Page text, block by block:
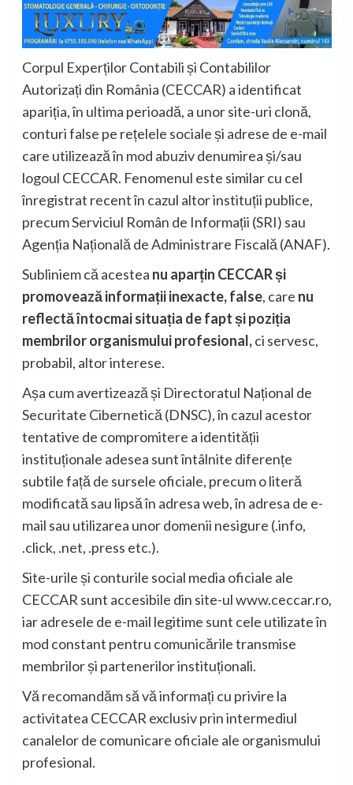
Corpul Experților Contabili și Contabililor
Autorizați din România (CECCAR) a identificat
apariția, în ultima perioadă, a unor site-uri clonă,
conturi false pe rețelele sociale și adrese de e-mail
care utilizează în mod abuziv denumirea și/sau
logoul CECCAR. Fenomenul este similar cu cel
înregistrat recent în cazul altor instituții publice,
precum Serviciul Român de Informații (SRI) sau
Agenția Națională de Administrare Fiscală (ANAF).
Subliniem că acestea nu aparțin CECCAR și
promovează informații inexacte, false, care nu
reflectă întocmai situația de fapt și poziția
membrilor organismului profesional,ci servesc,
probabil, altor interese.
Așa cum avertizează și Directoratul Național de
Securitate Cibernetică (DNSC), în cazul acestor
tentative de compromitere a identității
instituționale adesea sunt întâlnite diferențe
subtile față de sursele oficiale, precum o literă
modificată sau lipsă în adresa web, în adresa de e-
mail sau utilizarea unor domenii nesigure (.info,
.click, .net, .press etc.).
Site-urile și conturile social media oficiale ale
CECCAR sunt accesibile din site-ul www.ceccar.ro,
iar adresele de e-mail legitime sunt cele utilizate în
mod constant pentru comunicările transmise
membrilor și partenerilor instituționali.
Vă recomandăm să vă informați cu privire la
activitatea CECCAR exclusiv prin intermediul
canalelor de comunicare oficiale ale organismului
profesional.